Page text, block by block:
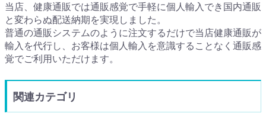
当店、健康通販では通販感覚で手軽に個人輸入でき国内通販
と変わらぬ配送納期を実現しました。
普通の通販システムのように注文するだけで当店健康通販が
輸入を代行し、お客様は個人輸入を意識することなく通販感
覚でご利用いただけます。
関連カテゴリ